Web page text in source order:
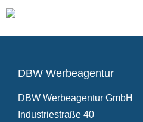
DBW Werbeagentur
DBW Werbeagentur GmbH
Industriestraße 40